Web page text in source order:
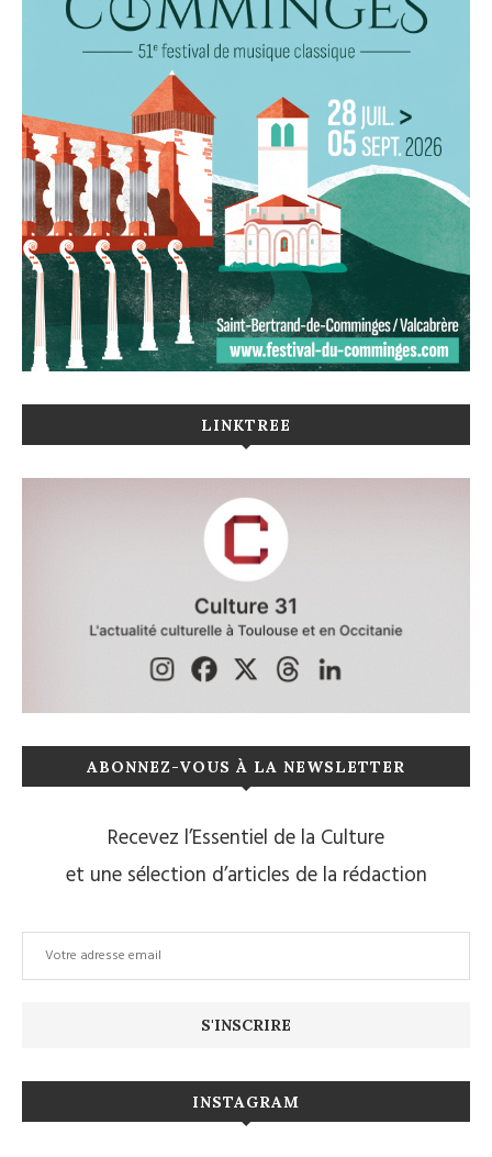
LINKTREE
ABONNEZ-VOUS À LA NEWSLETTER
Recevez l’Essentiel de la Culture
et une sélection d’articles de la rédaction
INSTAGRAM